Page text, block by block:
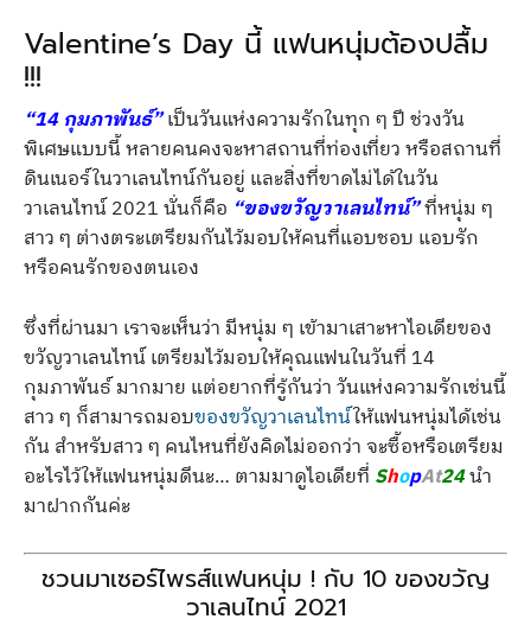
Valentine’s Day นี้ แฟนหนุ่มต้องปลื้ม
!!!
“14 กุมภาพันธ์”เป็นวันแห่งความรักในทุก ๆ ปี ช่วงวัน
พิเศษแบบนี้ หลายคนคงจะหาสถานที่ท่องเที่ยว หรือสถานที่
ดินเนอร์ในวาเลนไทน์กันอยู่ และสิ่งที่ขาดไม่ได้ในวัน
วาเลนไทน์ 2021 นั่นก็คือ “ของขวัญวาเลนไทน์”ที่หนุ่ม ๆ
สาว ๆ ต่างตระเตรียมกันไว้มอบให้คนที่แอบชอบ แอบรัก
หรือคนรักของตนเอง
ซึ่งที่ผ่านมา เราจะเห็นว่า มีหนุ่ม ๆ เข้ามาเสาะหาไอเดียของ
ขวัญวาเลนไทน์ เตรียมไว้มอบให้คุณแฟนในวันที่ 14
กุมภาพันธ์ มากมาย แต่อยากที่รู้กันว่า วันแห่งความรักเช่นนี้
สาว ๆ ก็สามารถมอบของขวัญวาเลนไทน์ให้แฟนหนุ่มได้เช่น
กัน สำหรับสาว ๆ คนไหนที่ยังคิดไม่ออกว่า จะซื้อหรือเตรียม
อะไรไว้ให้แฟนหนุ่มดีนะ… ตามมาดูไอเดียที่ ShopAt24นำ
มาฝากกันค่ะ
ชวนมาเซอร์ไพรส์แฟนหนุ่ม ! กับ 10 ของขวัญ
วาเลนไทน์ 2021